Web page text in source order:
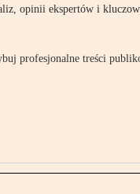
opinii ekspertów i
profesjonalne treści